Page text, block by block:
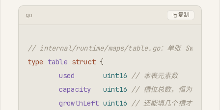
go 复制
// internal/runtime/maps/table.go：单张 Swiss 表
type
table struct {
used
uint16
// 本表元素数
capacity
uint16
// 槽位总数，恒为 2^N
growthLeft uint16
// 还能填几个槽才需